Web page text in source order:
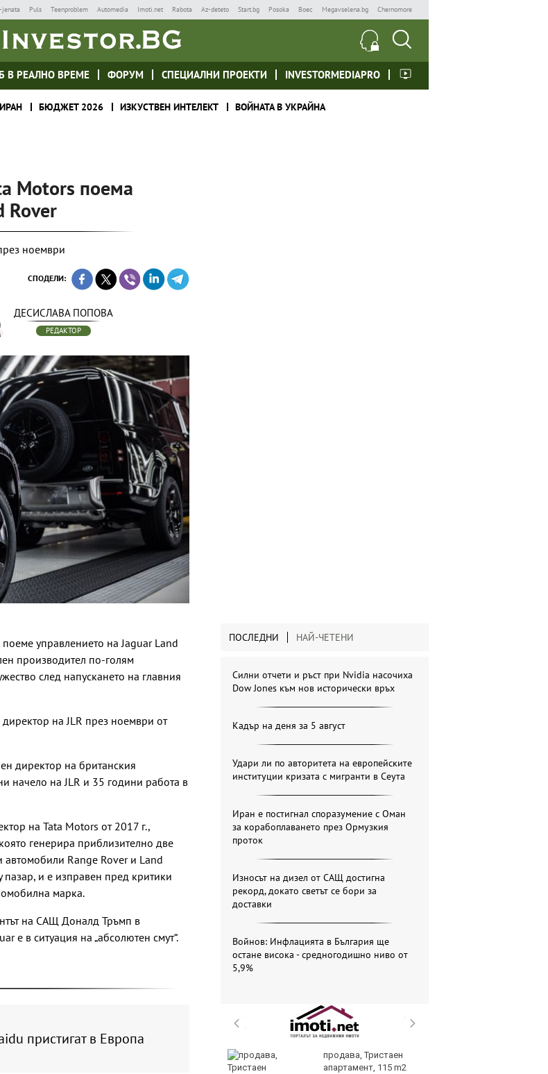
jenata Puls Teenproblem Automedia Imoti.net Rabota Az-deteto Start.bg Posoka Boec Megavselena.bg Chernomore
В РЕАЛНО ВРЕМЕ ФОРУМ СПЕЦИАЛНИ ПРОЕКТИ INVESTORMEDIAPRO
БЮДЖЕТ 2026 ИЗКУСТВЕН ИНТЕЛЕКТ ВОЙНАТА В УКРАЙНА
Motors поема
Rover
ноември
СПОДЕЛИ:
ДЕСИСЛАВА ПОПОВА
РЕДАКТОР
управлението на Jaguar Land
производител по-голям
след напускането на главния
на JLR през ноември от
директор на британския
начело на JLR и 35 години работа в
на Tata Motors от 2017 г.,
генерира приблизително две
автомобили Range Rover и Land
пазар, и е изправен пред критики
марка.
на САЩ Доналд Тръмп в
е в ситуация на „абсолютен смут“.
пристигат в Европа
ПОСЛЕДНИ НАЙ-ЧЕТЕНИ
Силни отчети и ръст при Nvidia насочиха
Dow Jones към нов исторически връх
Кадър на деня за 5 август
Удари ли по авторитета на европейските
институции кризата с мигранти в Сеута
Иран е постигнал споразумение с Оман
за корабоплаването през Ормузкия
проток
Износът на дизел от САЩ достигна
рекорд, докато светът се бори за
доставки
Войнов: Инфлацията в България ще
остане висока - средногодишно ниво от
5,9%
продава, Тристаен
апартамент, 115 m2